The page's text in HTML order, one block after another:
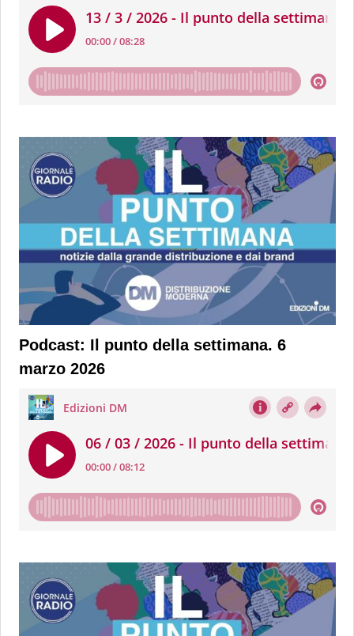
Podcast: Il punto della settimana. 6
marzo 2026